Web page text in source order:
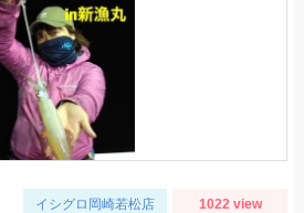
イシグロ岡崎若松店 1022 view